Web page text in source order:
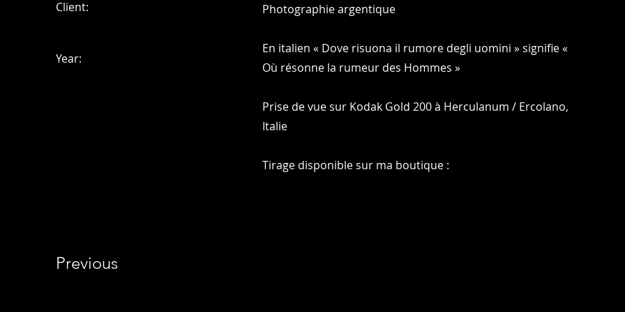
Client:
Year:
Photographie argentique
En italien « Dove risuona il rumore degli uomini » signifie «
Où résonne la rumeur des Hommes »
Prise de vue sur Kodak Gold 200 à Herculanum / Ercolano,
Italie
Tirage disponible sur ma boutique :
Previous